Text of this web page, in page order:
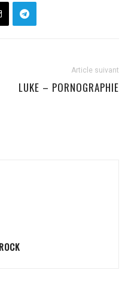
Article suivant
LUKE – PORNOGRAPHIE